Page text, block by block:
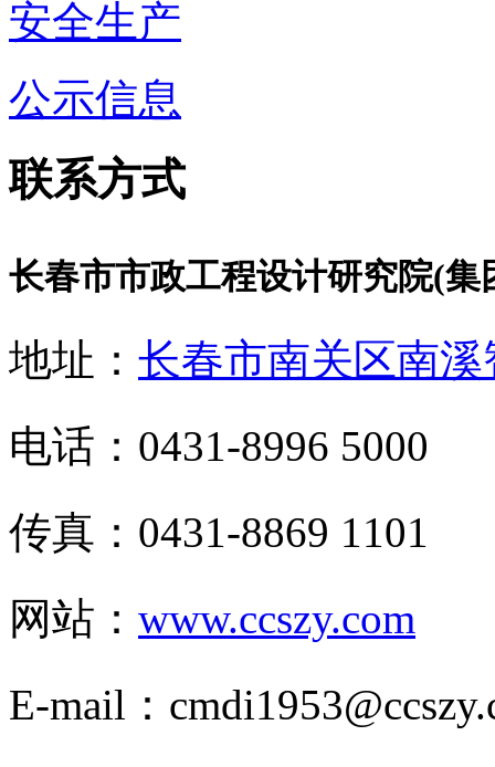
安全生产
公示信息
联系方式
长春市市政工程设计研究院(集
地址： 长春市南关区南
电话：0431-8996 5000
传真：0431-8869 1101
网站： www.ccszy.com
E-mail：